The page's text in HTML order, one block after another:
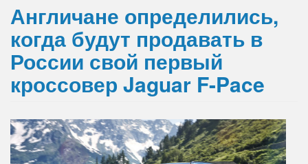
Англичане определились,
когда будут продавать в
России свой первый
кроссовер Jaguar F-Pace